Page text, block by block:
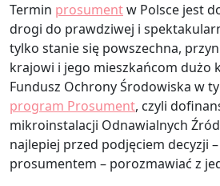
Termin prosumentw Polsce jest
drogi do prawdziwej i
tylko stanie się powszechna,
krajowi i jego mieszkańcom dużo
Fundusz Ochrony Środowiska w
program Prosument, czyli
mikroinstalacji Odnawialnych
najlepiej przed podjęciem decyzji
prosumentem – porozmawiać z